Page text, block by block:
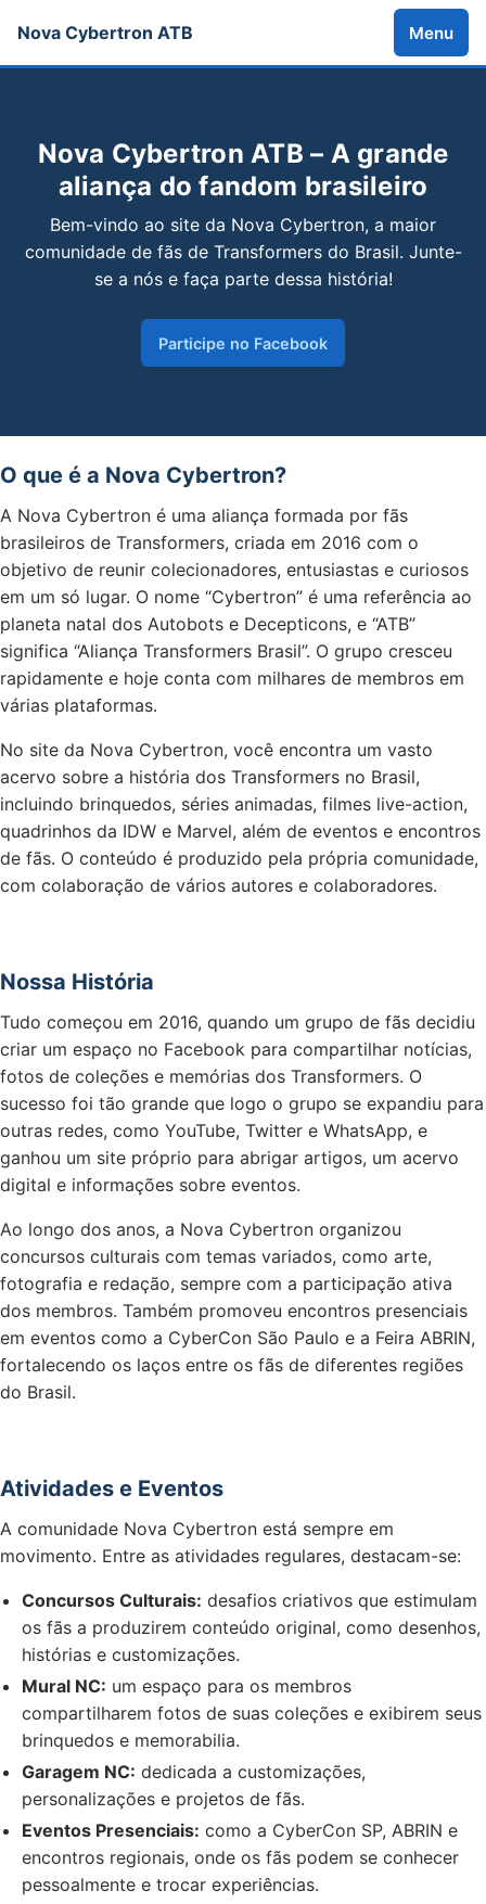
Nova Cybertron ATB Menu
Nova Cybertron ATB – A grande
aliança do fandom brasileiro
Bem-vindo ao site da Nova Cybertron, a maior
comunidade de fãs de Transformers do Brasil. Junte-
se a nós e faça parte dessa história!
Participe no Facebook
O que é a Nova Cybertron?
A Nova Cybertron é uma aliança formada por fãs
brasileiros de Transformers, criada em 2016 com o
objetivo de reunir colecionadores, entusiastas e curiosos
em um só lugar. O nome “Cybertron” é uma referência ao
planeta natal dos Autobots e Decepticons, e “ATB”
significa “Aliança Transformers Brasil”. O grupo cresceu
rapidamente e hoje conta com milhares de membros em
várias plataformas.
No site da Nova Cybertron, você encontra um vasto
acervo sobre a história dos Transformers no Brasil,
incluindo brinquedos, séries animadas, filmes live-action,
quadrinhos da IDW e Marvel, além de eventos e encontros
de fãs. O conteúdo é produzido pela própria comunidade,
com colaboração de vários autores e colaboradores.
Nossa História
Tudo começou em 2016, quando um grupo de fãs decidiu
criar um espaço no Facebook para compartilhar notícias,
fotos de coleções e memórias dos Transformers. O
sucesso foi tão grande que logo o grupo se expandiu para
outras redes, como YouTube, Twitter e WhatsApp, e
ganhou um site próprio para abrigar artigos, um acervo
digital e informações sobre eventos.
Ao longo dos anos, a Nova Cybertron organizou
concursos culturais com temas variados, como arte,
fotografia e redação, sempre com a participação ativa
dos membros. Também promoveu encontros presenciais
em eventos como a CyberCon São Paulo e a Feira ABRIN,
fortalecendo os laços entre os fãs de diferentes regiões
do Brasil.
Atividades e Eventos
A comunidade Nova Cybertron está sempre em
movimento. Entre as atividades regulares, destacam-se:
Concursos Culturais: desafios criativos que estimulam
os fãs a produzirem conteúdo original, como desenhos,
histórias e customizações.
Mural NC: um espaço para os membros
compartilharem fotos de suas coleções e exibirem seus
brinquedos e memorabilia.
Garagem NC: dedicada a customizações,
personalizações e projetos de fãs.
Eventos Presenciais: como a CyberCon SP, ABRIN e
encontros regionais, onde os fãs podem se conhecer
pessoalmente e trocar experiências.